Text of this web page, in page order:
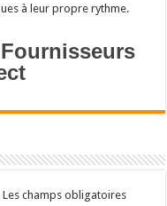
à leur propre rythme.
Les champs obligatoires